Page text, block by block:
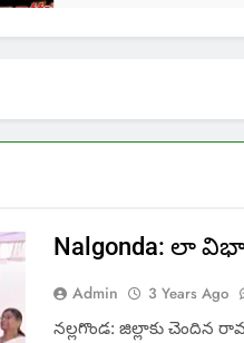
Nalgonda: లా
Admin 3 Years Ago
నల్లగొండ: జిల్లాకు చెందిన